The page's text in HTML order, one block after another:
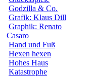
Godzilla & Co.
Grafik: Klaus Dill
Graphik: Renato
Casaro
Hand und Fuß
Hexen hexen
Hohes Haus
Katastrophe